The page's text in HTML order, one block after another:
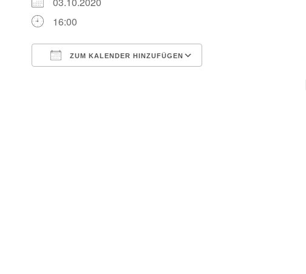
16:00
ZUM KALENDER HINZUFÜGEN